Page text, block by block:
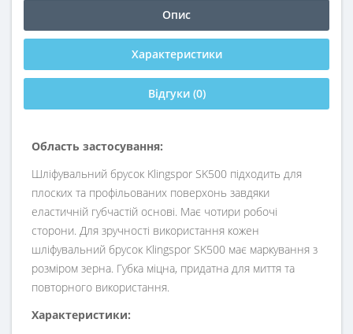
Опис
Характеристики
Відгуки (0)
Область застосування:
Шліфувальний брусок Klingspor SK500 підходить для
плоских та профільованих поверхонь завдяки
еластичній губчастій основі. Має чотири робочі
сторони. Для зручності використання кожен
шліфувальний брусок Klingspor SK500 має маркування з
розміром зерна. Губка міцна, придатна для миття та
повторного використання.
Характеристики: